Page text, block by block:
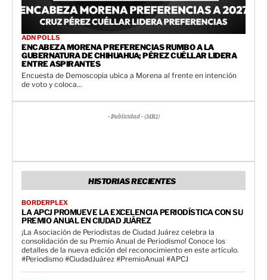
ADN POLLS
ENCABEZA MORENA PREFERENCIAS RUMBO A LA
GUBERNATURA DE CHIHUAHUA; PÉREZ CUÉLLAR LIDERA
ENTRE ASPIRANTES
Encuesta de Demoscopia ubica a Morena al frente en intención
de voto y coloca...
- Publicidad - (MR1)
HISTORIAS RECIENTES
BORDERPLEX
LA APCJ PROMUEVE LA EXCELENCIA PERIODÍSTICA CON SU
PREMIO ANUAL EN CIUDAD JUÁREZ
¡La Asociación de Periodistas de Ciudad Juárez celebra la
consolidación de su Premio Anual de Periodismo! Conoce los
detalles de la nueva edición del reconocimiento en este artículo.
#Periodismo #CiudadJuárez #PremioAnual #APCJ